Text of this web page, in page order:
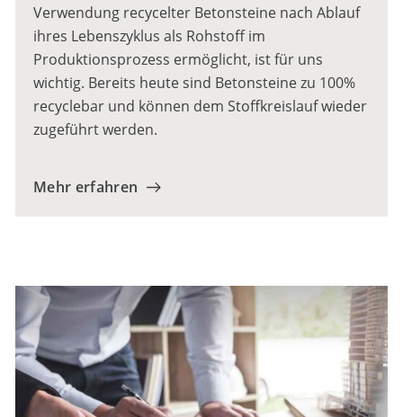
Verwendung recycelter Betonsteine nach Ablauf
ihres Lebenszyklus als Rohstoff im
Produktionsprozess ermöglicht, ist für uns
wichtig. Bereits heute sind Betonsteine zu 100%
recyclebar und können dem Stoffkreislauf wieder
zugeführt werden.
Mehr erfahren